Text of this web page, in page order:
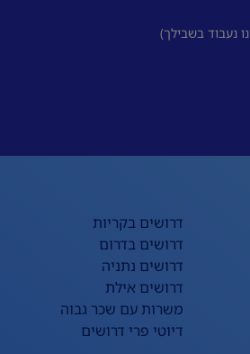
נעבוד בשבילך)
דרושים בקריות
דרושים בדרום
דרושים נתניה
דרושים אילת
משרות עם שכר גבוה
דיוטי פרי דרושים